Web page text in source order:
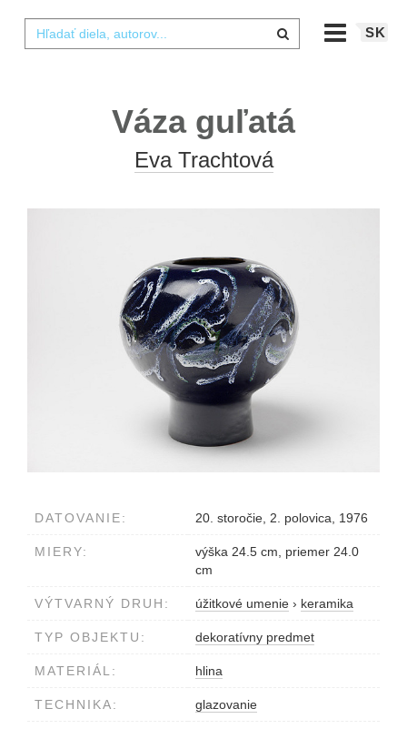
SK
Váza guľatá
Eva Trachtová
DATOVANIE: 20. storočie, 2. polovica, 1976
MIERY:
výška 24.5 cm, priemer 24.0
cm
VÝTVARNÝ DRUH: úžitkové umenie › keramika
TYP OBJEKTU: dekoratívny predmet
MATERIÁL: hlina
TECHNIKA: glazovanie